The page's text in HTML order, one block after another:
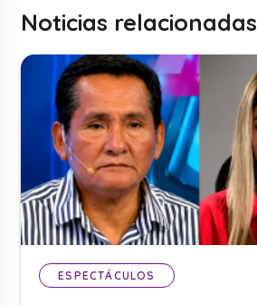
Noticias relacionadas
ESPECTÁCULOS